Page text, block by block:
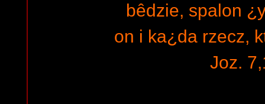
bêdzie, spalon
on i ka¿da rzecz,
Joz.